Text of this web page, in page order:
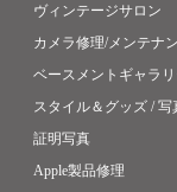
ヴィンテージサロン
カメラ修理/メンテナ
ベースメントギャラ
スタイル＆グッズ / 写
証明写真
Apple製品修理